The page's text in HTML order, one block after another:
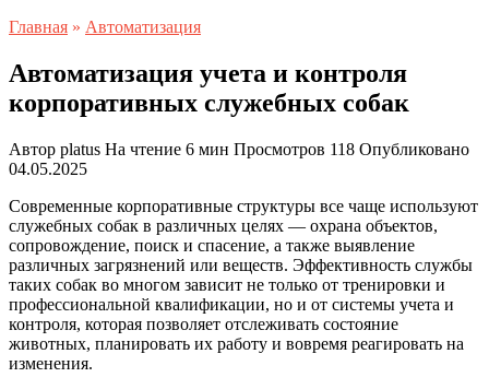
Главная » Автоматизация
Автоматизация учета и контроля
корпоративных служебных собак
Автор platus На чтение 6 мин Просмотров 118 Опубликовано
04.05.2025
Современные корпоративные структуры все чаще используют
служебных собак в различных целях — охрана объектов,
сопровождение, поиск и спасение, а также выявление
различных загрязнений или веществ. Эффективность службы
таких собак во многом зависит не только от тренировки и
профессиональной квалификации, но и от системы учета и
контроля, которая позволяет отслеживать состояние
животных, планировать их работу и вовремя реагировать на
изменения.